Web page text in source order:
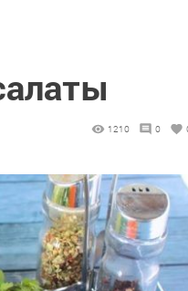
1210 0